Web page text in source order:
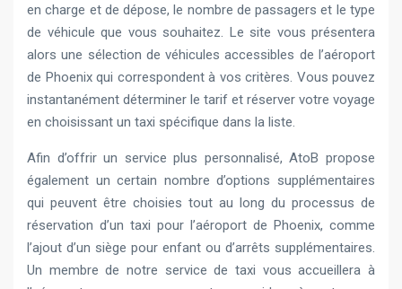
en charge et de dépose, le nombre de passagers et le type
de véhicule que vous souhaitez. Le site vous présentera
alors une sélection de véhicules accessibles de l’aéroport
de Phoenix qui correspondent à vos critères. Vous pouvez
instantanément déterminer le tarif et réserver votre voyage
en choisissant un taxi spécifique dans la liste.
Afin d’offrir un service plus personnalisé, AtoB propose
également un certain nombre d’options supplémentaires
qui peuvent être choisies tout au long du processus de
réservation d’un taxi pour l’aéroport de Phoenix, comme
l’ajout d’un siège pour enfant ou d’arrêts supplémentaires.
Un membre de notre service de taxi vous accueillera à